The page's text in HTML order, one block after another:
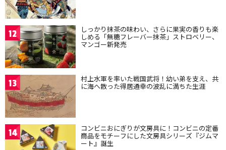
12 しっかり抹茶の味わい、さらに果実の香りも楽
しめる「無糖フレーバー抹茶」ストロベリー、
マンゴー新発売
13 村上水軍を率いた戦国武将！幼い弟を支え、共
に海へ散った得居通幸の波乱に満ちた生涯
14 コンビニおにぎりが文房具に！コンビニの定番
商品をモチーフにした文房具シリーズ『ジムマ
ート』誕生